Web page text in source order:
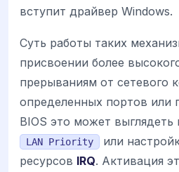
вступит драйвер Windows.
Суть работы таких
присвоении более
прерываниям от сетевого
определенных портов или
BIOS это может выглядеть
LAN Priority
или
ресурсов IRQ. Активация